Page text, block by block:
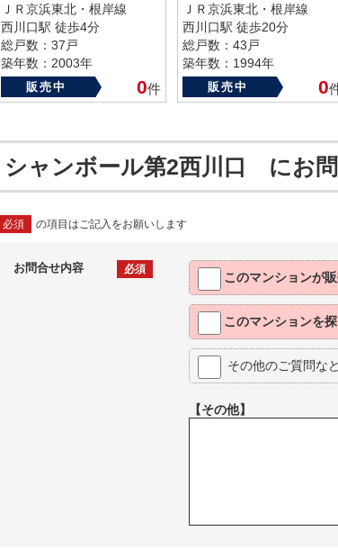
ＪＲ京浜東北・根岸線
西川口駅 徒歩4分
総戸数：37戸
築年数：2003年
販売中 0件
ＪＲ京浜東北・根岸線
西川口駅 徒歩20分
総戸数：43戸
築年数：1994年
販売中 0
シャンボール第2西川口 にお
必須 の項目はご記入をお願いします
お問合せ内容 必須
このマンションが
このマンションを
その他のご質問な
【その他】